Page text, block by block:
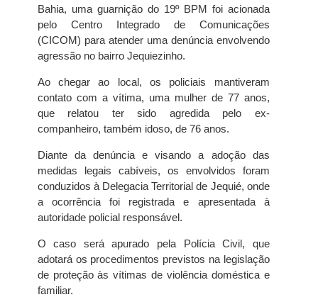
Bahia, uma guarnição do 19º BPM foi acionada
pelo Centro Integrado de Comunicações
(CICOM) para atender uma denúncia envolvendo
agressão no bairro Jequiezinho.
Ao chegar ao local, os policiais mantiveram
contato com a vítima, uma mulher de 77 anos,
que relatou ter sido agredida pelo ex-
companheiro, também idoso, de 76 anos.
Diante da denúncia e visando a adoção das
medidas legais cabíveis, os envolvidos foram
conduzidos à Delegacia Territorial de Jequié, onde
a ocorrência foi registrada e apresentada à
autoridade policial responsável.
O caso será apurado pela Polícia Civil, que
adotará os procedimentos previstos na legislação
de proteção às vítimas de violência doméstica e
familiar.